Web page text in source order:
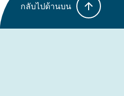
กลับไปด้านบน